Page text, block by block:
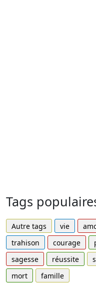
Tags
Autre tags vie
trahison
courage
sagesse
réussite
mort
famille